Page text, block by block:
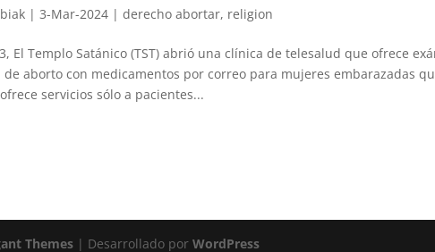
|3-Mar-2024 |derecho abortar, religion
El Templo Satánico (TST) abrió una clínica de telesalud que ofrece
de aborto con medicamentos por correo para mujeres embarazadas
servicios sólo a pacientes...
Themes | Desarrollado porWordPress